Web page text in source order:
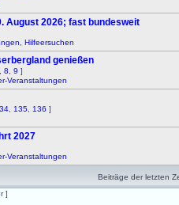
August 2026; fast bundesweit
Hilfeersuchen
genießen
8 9 ]
Veranstaltungen
135 136 ]
2027
Veranstaltungen
Beiträge der letzten
]